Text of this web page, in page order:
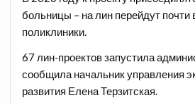
больницы – на лин перейдут почти
поликлиники.
67 лин-проектов запустила
сообщила начальник управления
развития Елена Терзитская.